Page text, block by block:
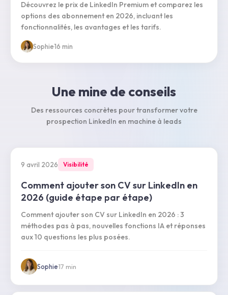
Découvrez le prix de LinkedIn Premium et comparez les
options des abonnement en 2026, incluant les
fonctionnalités, les avantages et les tarifs.
Sophie·16 min
Une mine de conseils
Des ressources concrètes pour transformer votre
prospection LinkedIn en machine à leads
9 avril 2026 Visibilité
Comment ajouter son CV sur LinkedIn en
2026 (guide étape par étape)
Comment ajouter son CV sur LinkedIn en 2026 : 3
méthodes pas à pas, nouvelles fonctions IA et réponses
aux 10 questions les plus posées.
Sophie·17 min